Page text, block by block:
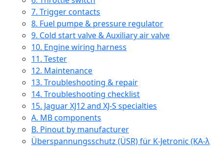
7. Trigger contacts
8. Fuel pumpe & pressure regulator
9. Cold start valve & Auxiliary air valve
10. Engine wiring harness
11. Tester
12. Maintenance
13. Troubleshooting & repair
14. Troubleshooting checklist
15. Jaguar XJ12 and XJ-S specialties
A. MB components
B. Pinout by manufacturer
Überspannungsschutz (ÜSR) für K-Jetronic (KA-λ